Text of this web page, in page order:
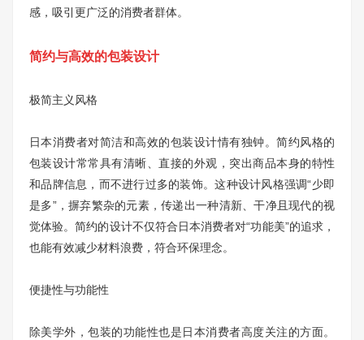
感，吸引更广泛的消费者群体。
简约与高效的包装设计
极简主义风格
日本消费者对简洁和高效的包装设计情有独钟。简约风格的
包装设计常常具有清晰、直接的外观，突出商品本身的特性
和品牌信息，而不进行过多的装饰。这种设计风格强调“少即
是多”，摒弃繁杂的元素，传递出一种清新、干净且现代的视
觉体验。简约的设计不仅符合日本消费者对“功能美”的追求，
也能有效减少材料浪费，符合环保理念。
便捷性与功能性
除美学外，包装的功能性也是日本消费者高度关注的方面。